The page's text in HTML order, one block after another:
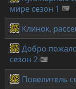
мире сезон 1
Клинок,
Добро
сезон 2
Повелитель